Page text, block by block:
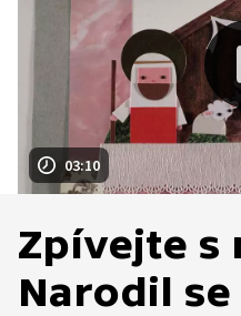
03:10
Zpívejte s
Narodil